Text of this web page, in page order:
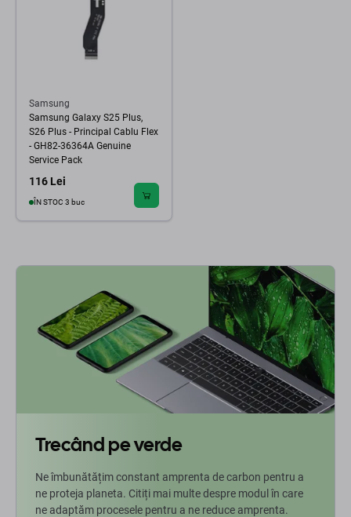
Samsung
Samsung Galaxy S25 Plus,
S26 Plus - Principal Cablu Flex
- GH82-36364A Genuine
Service Pack
116 Lei
ÎN STOC 3 buc
Trecând pe verde
Ne îmbunătățim constant amprenta de carbon pentru a
ne proteja planeta. Citiți mai multe despre modul în care
ne adaptăm procesele pentru a ne reduce amprenta.